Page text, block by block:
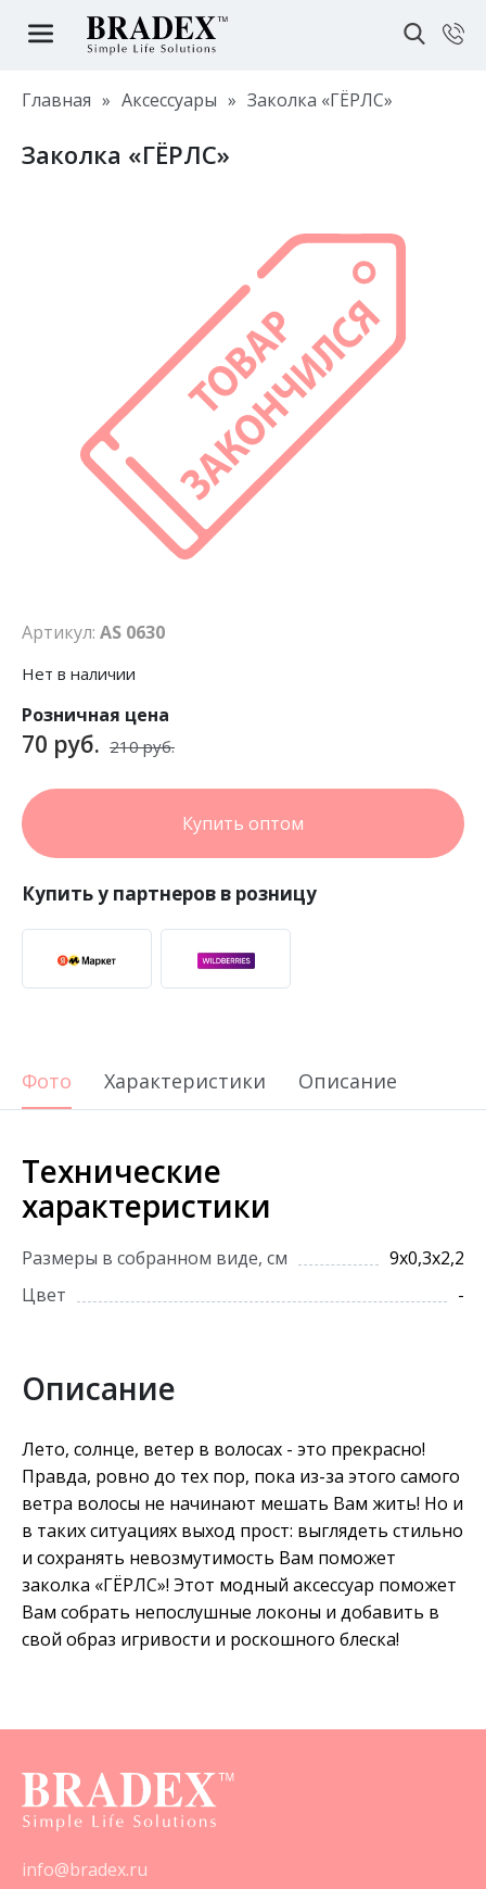
Главная » Аксессуары » Заколка «ГЁРЛС»
Заколка «ГЁРЛС»
Артикул: AS 0630
Нет в наличии
Розничная цена
70 руб. 210 руб.
Купить оптом
Купить у партнеров в розницу
Фото Характеристики Описание
Технические
характеристики
Размеры в собранном виде, см
9х0,3х2,2
Цвет
-
Описание
Лето, солнце, ветер в волосах - это прекрасно!
Правда, ровно до тех пор, пока из-за этого самого
ветра волосы не начинают мешать Вам жить! Но и
в таких ситуациях выход прост: выглядеть стильно
и сохранять невозмутимость Вам поможет
заколка «ГЁРЛС»! Этот модный аксессуар поможет
Вам собрать непослушные локоны и добавить в
свой образ игривости и роскошного блеска!
info@bradex.ru